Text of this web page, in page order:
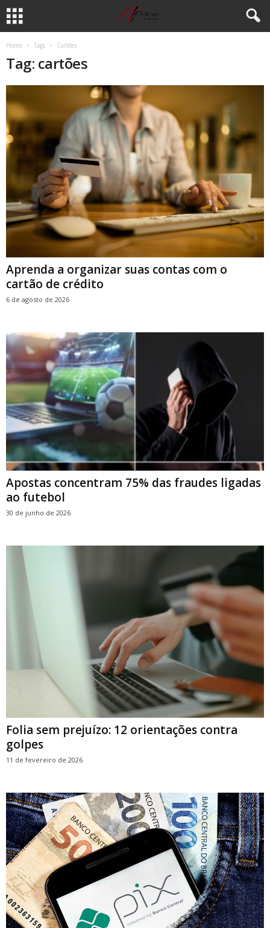
Home Tags Cartões
Tag: cartões
Aprenda a organizar suas contas com o
cartão de crédito
6 de agosto de 2026
Apostas concentram 75% das fraudes ligadas
ao futebol
30 de junho de 2026
Folia sem prejuízo: 12 orientações contra
golpes
11 de fevereiro de 2026